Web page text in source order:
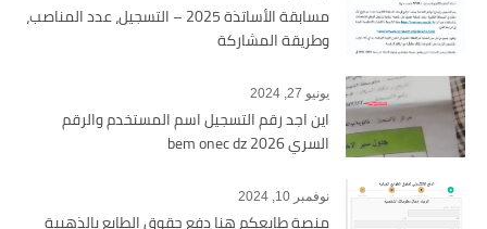
مسابقة الأساتذة 2025 – التسجيل، عدد المناصب،
وطريقة المشاركة
يونيو 27, 2024
اين اجد رقم التسجيل اسم المستخدم والرقم
السري bem onec dz 2026
نوفمبر 10, 2024
منصة طابعكم هنا دفع حقوق الطابع بالذهبية